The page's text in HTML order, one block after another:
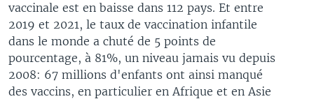
vaccinale est en baisse dans 112 pays. Et entre
2019 et 2021, le taux de vaccination infantile
dans le monde a chuté de 5 points de
pourcentage, à 81%, un niveau jamais vu depuis
2008: 67 millions d'enfants ont ainsi manqué
des vaccins, en particulier en Afrique et en Asie